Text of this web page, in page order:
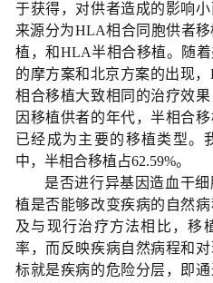
于获得，对供者造成的影响
来源分为HLA相合同胞供者
植，和HLA半相合移植。随
的摩方案和北京方案的出现
相合移植大致相同的治疗效
因移植供者的年代，半相合
已经成为主要的移植类型。
中，半相合移植占62.59%。
是否进行异基因造血干
植是否能够改变疾病的自然
及与现行治疗方法相比，移
率，而反映疾病自然病程和
标就是疾病的危险分层，即